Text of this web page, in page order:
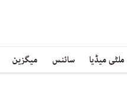
ملٹی میڈیا سائنس میگزین